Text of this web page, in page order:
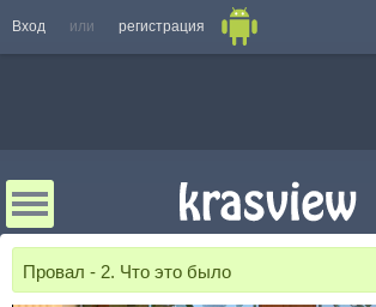
Вход или регистрация
Провал - 2. Что это было